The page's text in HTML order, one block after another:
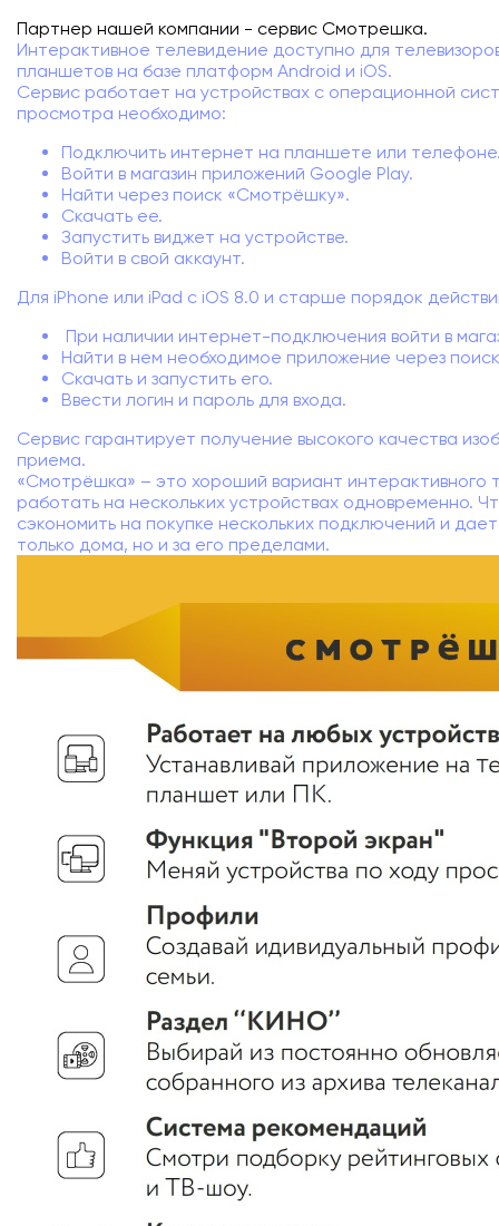
Партнер нашей компании - сервис Смотрешка.
Интерактивное телевидение доступно для
планшетов на базе платформ Android и iOS.
Сервис работает на устройствах с операционной
просмотра необходимо:
Подключить интернет на планшете или
Войти в магазин приложений Google Play.
Найти через поиск «Смотрёшку».
Скачать ее.
Запустить виджет на устройстве.
Войти в свой аккаунт.
Для iPhone или iPad с iOS 8.0 и старше порядок
При наличии интернет-подключения войти в
Найти в нем необходимое приложение через
Скачать и запустить его.
Ввести логин и пароль для входа.
Сервис гарантирует получение высокого качества
приема.
«Смотрёшка» – это хороший вариант интерактивного
работать на нескольких устройствах одновременно.
сэкономить на покупке нескольких подключений и
только дома, но и за его пределами.